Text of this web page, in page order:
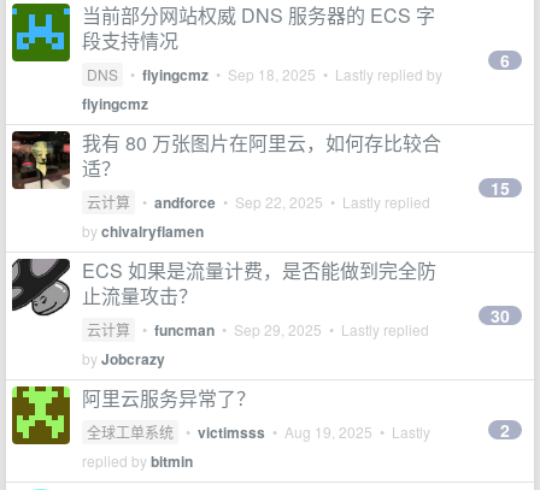
当前部分网站权威 DNS 服务器的 ECS 字
段支持情况
DNS • flyingcmz • Sep 18, 2025 • Lastly replied by
flyingcmz
6
我有 80 万张图片在阿里云，如何存比较合
适？
云计算 • andforce • Sep 22, 2025 • Lastly replied
bychivalryflamen
15
ECS 如果是流量计费，是否能做到完全防
止流量攻击？
云计算 • funcman • Sep 29, 2025 • Lastly replied
byJobcrazy
30
阿里云服务异常了？
全球工单系统 • victimsss • Aug 19, 2025 • Lastly
replied bybitmin
2